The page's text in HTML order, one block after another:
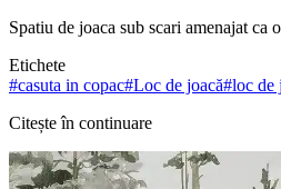
Spatiu de joaca sub scari amenajat ca
Etichete
#casuta in copac#Loc de joacă#loc de
Citește în continuare